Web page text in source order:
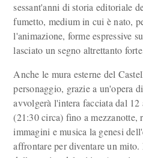
sessant'anni di storia editoriale
fumetto, medium in cui è nato,
l'animazione, forme espressive
lasciato un segno altrettanto
Anche le mura esterne del
personaggio, grazie a un'opera
avvolgerà l'intera facciata dal
(21:30 circa) fino a mezzanotte,
immagini e musica la genesi
affrontare per diventare un mito.